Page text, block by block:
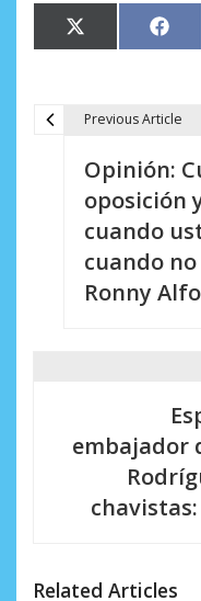
Compartir
en
X
(Twitter) en
Previous Article
Opinión:
oposición
cuando
cuando no
Ronny
embajador
Related Articles